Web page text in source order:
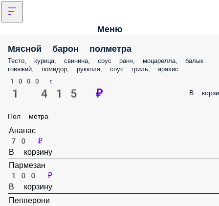
Меню
Мясной барон полметра
Тесто, курица, свинина, соус ранч, моцарелла, балык говяжий,
помидор, руккола, соус гриль, арахис
1000 г.
1 415 ₽ В
Пол метра
Ананас
70 ₽
В корзину
Пармезан
100 ₽
В корзину